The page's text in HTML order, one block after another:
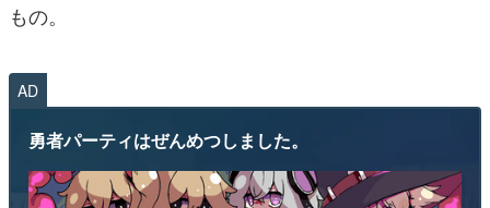
もの。
AD
勇者パーティはぜんめつしました。